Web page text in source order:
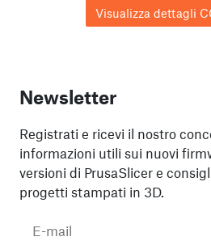
Visualizza dettagli
Newsletter
Registrati e ricevi il nostro
informazioni utili sui nuovi
versioni di PrusaSlicer e
progetti stampati in 3D.